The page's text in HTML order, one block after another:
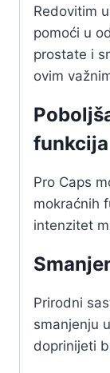
Redovitim
pomoći u
prostate i
ovim
funkcija
Pro Caps
mokraćnih
intenzitet
Prirodni
smanjenju
doprinijeti